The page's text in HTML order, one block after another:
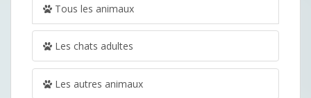
Tous les animaux
Les chats adultes
Les autres animaux